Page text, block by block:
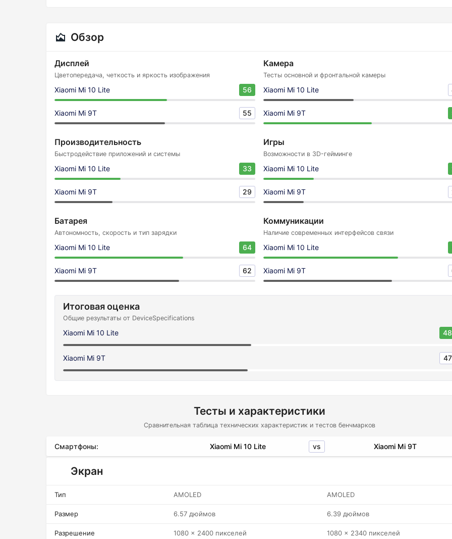
Обзор
Дисплей
Цветопередача, четкость и яркость изображения
Xiaomi Mi 10 Lite 56
Xiaomi Mi 9T 55
Камера
Тесты основной и фронтальной камеры
Xiaomi Mi 10 Lite
Xiaomi Mi 9T
Производительность
Быстродействие приложений и системы
Xiaomi Mi 10 Lite 33
Xiaomi Mi 9T 29
Игры
Возможности в 3D-гейминге
Xiaomi Mi 10 Lite
Xiaomi Mi 9T
Батарея
Автономность, скорость и тип зарядки
Xiaomi Mi 10 Lite 64
Xiaomi Mi 9T 62
Коммуникации
Наличие современных интерфейсов связи
Xiaomi Mi 10 Lite
Xiaomi Mi 9T
Итоговая оценка
Общие результаты от DeviceSpecifications
Xiaomi Mi 10 Lite 48
Xiaomi Mi 9T 47
Тесты и характеристики
Сравнительная таблица технических характеристик и тестов бенчмарков
Смартфоны: Xiaomi Mi 10 Lite vs Xiaomi Mi 9T
Экран
Тип AMOLED AMOLED
Размер 6.57 дюймов 6.39 дюймов
Разрешение 1080 x 2400 пикселей 1080 x 2340 пикселей